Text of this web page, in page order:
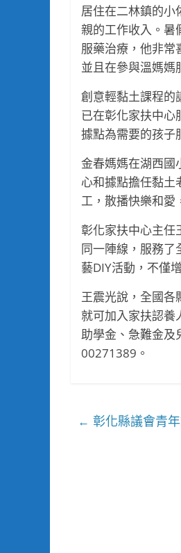
居住在二林鎮的小
親的工作收入。暑
服藥治療，他非常
並且在參與溫媽媽
創意輕黏土課程
已在彰化家扶中心
據點為需要的孩子
金春媽媽在湖西國
心和據點擔任黏土
工，散播快樂和愛
彰化家扶中心主任
同一陣線，服務
藝DIY活動，不僅
王震光說，全國
就可加入家扶認
助學金、急難金及
00271389。
← 彰化縣議會青